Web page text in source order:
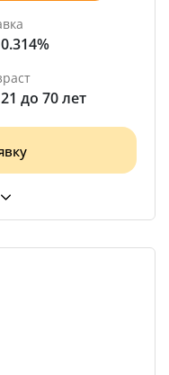
до 70 лет